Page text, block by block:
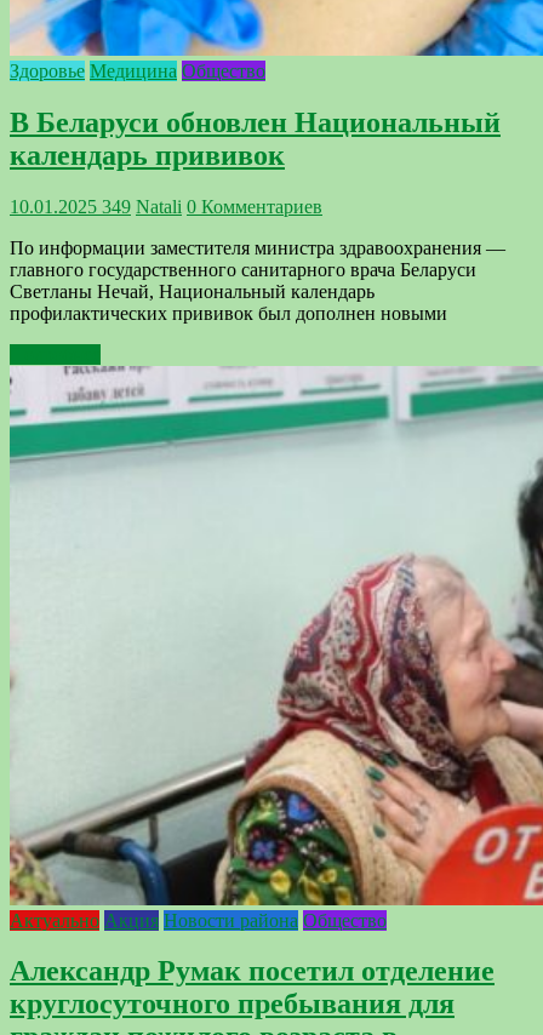
Здоровье Медицина Общество
В Беларуси обновлен Национальный
календарь прививок
10.01.2025 349 Natali 0 Комментариев
По информации заместителя министра здравоохранения —
главного государственного санитарного врача Беларуси
Светланы Нечай, Национальный календарь
профилактических прививок был дополнен новыми
Актуально Акция Новости района Общество
Александр Румак посетил отделение
круглосуточного пребывания для